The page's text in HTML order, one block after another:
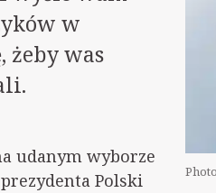
w
żeby was
udanym wyborze
Polski